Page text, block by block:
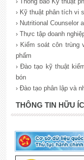
› Kỹ thuật phân tích vi
› Nutritional Counselor
› Thực tập doanh
› Kiểm soát côn trùng
phẩm
› Đào tạo kỹ thuật
bón
› Đào tạo phân lập và
THÔNG TIN HỮU